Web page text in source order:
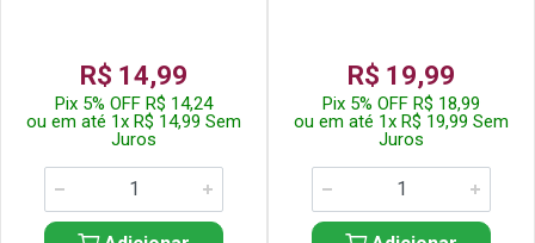
R$ 14,99
Pix 5% OFF R$ 14,24
ou em até 1x R$ 14,99 Sem
Juros
R$ 19,99
Pix 5% OFF R$ 18,99
ou em até 1x R$ 19,99 Sem
Juros